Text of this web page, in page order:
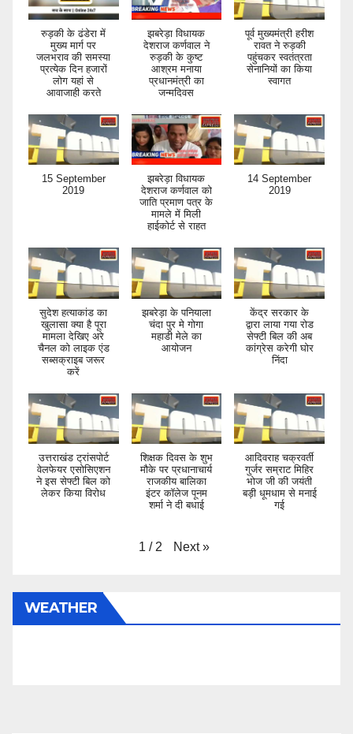
रुड़की के ढंडेरा में
मुख्य मार्ग पर
जलभराव की समस्या
प्रत्येक दिन हजारों
लोग यहां से
आवाजाही करते
झबरेड़ा विधायक
देशराज कर्णवाल ने
रुड़की के कुष्ट
आश्रम मनाया
प्रधानमंत्री का
जन्मदिवस
पूर्व मुख्यमंत्री हरीश
रावत ने रुड़की
पहुंचकर स्वतंत्रता
सेनानियों का किया
स्वागत
15 September
2019
झबरेड़ा विधायक
देशराज कर्णवाल को
जाति प्रमाण पत्र के
मामले में मिली
हाईकोर्ट से राहत
14 September
2019
सुदेश हत्याकांड का
खुलासा क्या है पूरा
मामला देखिए अरे
चैनल को लाइक एंड
सब्सक्राइब जरूर
करें
झबरेड़ा के पनियाला
चंदा पुर मे गोगा
महाडी मेले का
आयोजन
केंद्र सरकार के
द्वारा लाया गया रोड
सेफ्टी बिल की अब
कांग्रेस करेगी घोर
निंदा
उत्तराखंड ट्रांसपोर्ट
वेलफेयर एसोसिएशन
ने इस सेफ्टी बिल को
लेकर किया विरोध
शिक्षक दिवस के शुभ
मौके पर प्रधानाचार्य
राजकीय बालिका
इंटर कॉलेज पूनम
शर्मा ने दी बधाई
आदिवराह चक्रवर्ती
गुर्जर सम्राट मिहिर
भोज जी की जयंती
बड़ी धूमधाम से मनाई
गई
1 / 2 Next »
WEATHER